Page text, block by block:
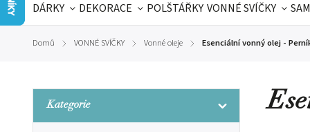
DÁRKY
DEKORACE POLŠTÁŘKY VONNÉ SVÍČKY
SLOVENSKÉ SPECIÁLY
ŠKOLA
Domů / VONNÉ SVÍČKY / Vonné oleje / Esenciální vonný olej -
Kategorie